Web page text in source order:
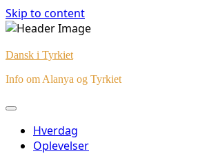
Skip to content
Dansk i Tyrkiet
Info om Alanya og Tyrkiet
Hverdag
Oplevelser